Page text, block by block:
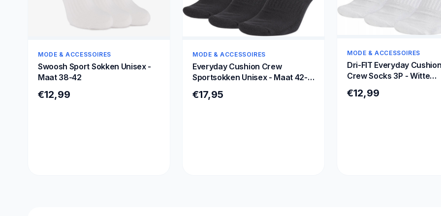
MODE & ACCESSOIRES
Swoosh Sport Sokken Unisex -
Maat 38-42
€12,99
MODE & ACCESSOIRES
Everyday Cushion Crew
Sportsokken Unisex - Maat 42-
€17,95
MODE & ACCESSOIRES
Dri-FIT Everyday
Crew Socks 3P - Witte
€12,99